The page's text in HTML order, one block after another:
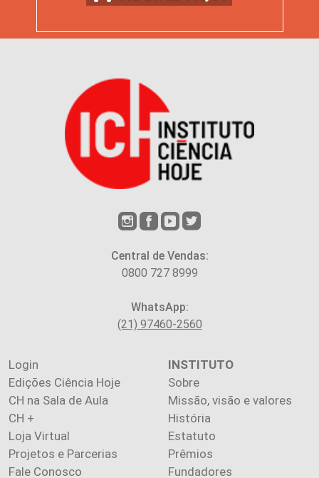
Central de Vendas:
0800 727 8999
WhatsApp:
(21) 97460-2560
Login
Edições Ciência Hoje
CH na Sala de Aula
CH +
Loja Virtual
Projetos e Parcerias
Fale Conosco
INSTITUTO
Sobre
Missão, visão e valores
História
Estatuto
Prêmios
Fundadores